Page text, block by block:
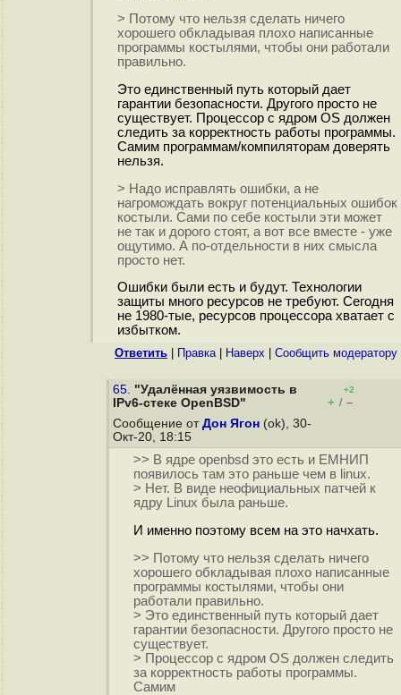
> Потому что нельзя сделать ничего
хорошего обкладывая плохо написанные
программы костылями, чтобы они работали
правильно.
Это единственный путь который дает
гарантии безопасности. Другого просто не
существует. Процессор с ядром OS должен
следить за корректность работы программы.
Самим программам/компиляторам доверять
нельзя.
> Надо исправлять ошибки, а не
нагромождать вокруг потенциальных ошибок
костыли. Сами по себе костыли эти может
не так и дорого стоят, а вот все вместе - уже
ощутимо. А по-отдельности в них смысла
просто нет.
Ошибки были есть и будут. Технологии
защиты много ресурсов не требуют. Сегодня
не 1980-тые, ресурсов процессора хватает с
избытком.
Ответить Правка| Наверх Cообщить модератору
65. "Удалённая уязвимость в
IPv6-стеке OpenBSD"
+2
+ / –
Сообщение от Дон Ягон (ok), 30-
Окт-20, 18:15
>> В ядре openbsd это есть и ЕМНИП
появилось там это раньше чем в linux.
> Нет. В виде неофициальных патчей к
ядру Linux была раньше.
И именно поэтому всем на это начхать.
>> Потому что нельзя сделать ничего
хорошего обкладывая плохо написанные
программы костылями, чтобы они
работали правильно.
> Это единственный путь который дает
гарантии безопасности. Другого просто не
существует.
> Процессор с ядром OS должен следить
за корректность работы программы.
Самим